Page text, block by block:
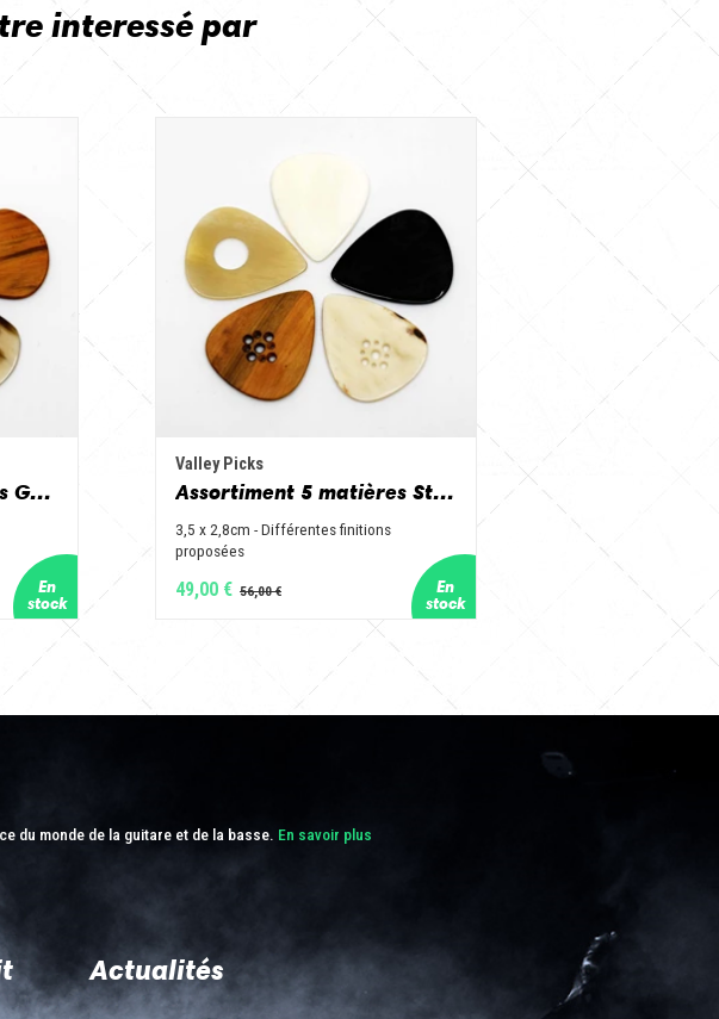
interessé par
Assortiment 5 matières Grand Jazz - Corne de vache, os, bois de cerf, buis et corne de buffle
Valley Picks
Assortiment 5 matières Standard - Corne de vache, os, bois de cerf, buis et corne de buffle
3,5 x 2,8cm - Différentes finitions
proposées
49,00 €
du monde de la guitare et de la basse. En savoir plus
Actualités